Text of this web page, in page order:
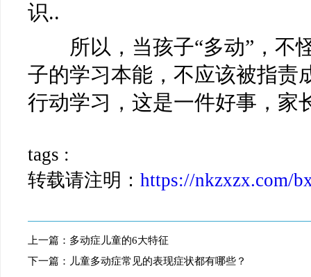
识..
所以，当孩子“多动”，不
子的学习本能，不应该被指责
行动学习，这是一件好事，家
tags :
转载请注明： https://nkzxzx.com/
上一篇： 多动症儿童的6大特征
下一篇： 儿童多动症常见的表现症状都有哪些？